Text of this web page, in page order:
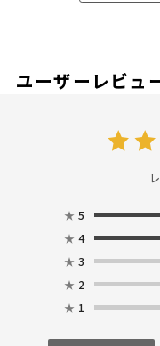
ユーザーレビュ
★ 5
★ 4
★ 3
★ 2
★ 1